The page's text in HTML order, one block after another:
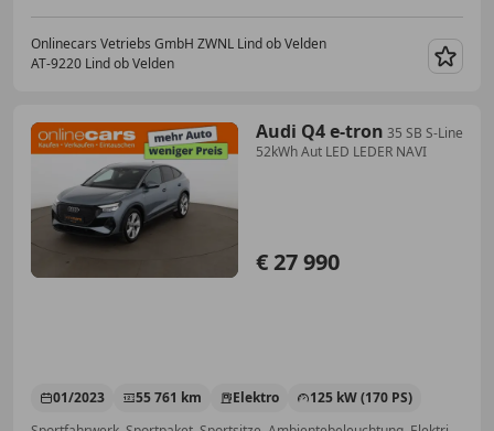
Onlinecars Vetriebs GmbH ZWNL Lind ob Velden
AT-9220 Lind ob Velden
Audi Q4 e-tron 35 SB S-Line
52kWh Aut LED LEDER NAVI
€ 27 990
01/2023 55 761 km Elektro
125 kW (170 PS)